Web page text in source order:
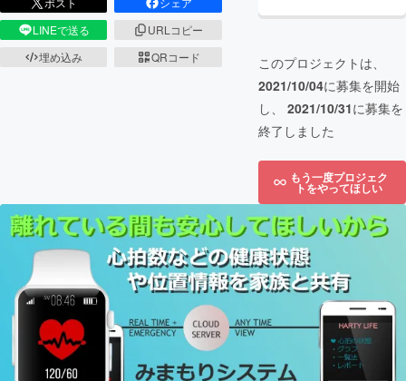
LINEで送る
URLコピー
埋め込み
QRコード
このプロジェクトは、
2021/10/04に募集を開始
し、 2021/10/31に募集を
終了しました
もう一度プロジェク
トをやってほしい